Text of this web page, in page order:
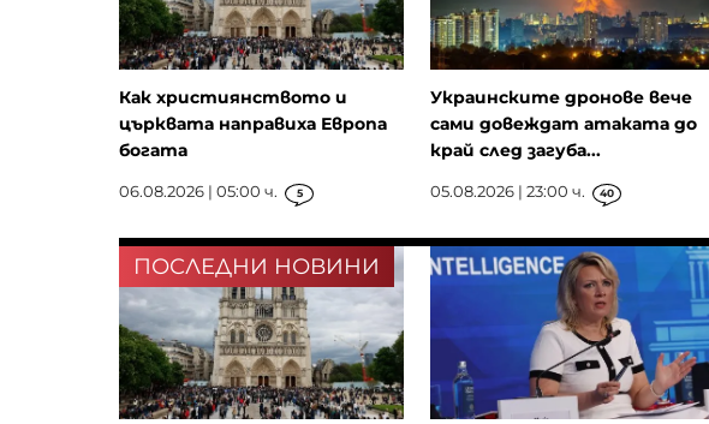
Как християнството и
църквата направиха Европа
богата
06.08.2026 | 05:00 ч. 5
Украинските дронове вече
сами довеждат атаката до
край след загуба...
05.08.2026 | 23:00 ч. 40
ПОСЛЕДНИ НОВИНИ